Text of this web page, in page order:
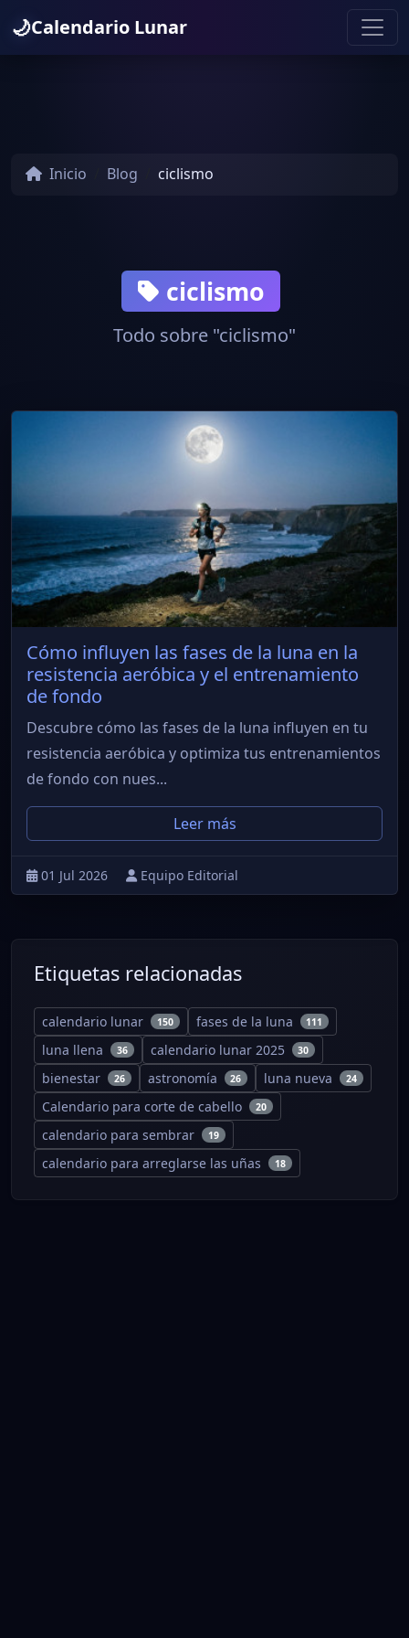
🌙Calendario Lunar
Inicio Blog ciclismo
ciclismo
Todo sobre "ciclismo"
Cómo influyen las fases de la luna en la
resistencia aeróbica y el entrenamiento
de fondo
Descubre cómo las fases de la luna influyen en tu
resistencia aeróbica y optimiza tus entrenamientos
de fondo con nues...
Leer más
01 Jul 2026 Equipo Editorial
Etiquetas relacionadas
calendario lunar 150 fases de la luna 111
luna llena 36 calendario lunar 2025 30
bienestar 26 astronomía 26 luna nueva 24
Calendario para corte de cabello 20
calendario para sembrar 19
calendario para arreglarse las uñas 18